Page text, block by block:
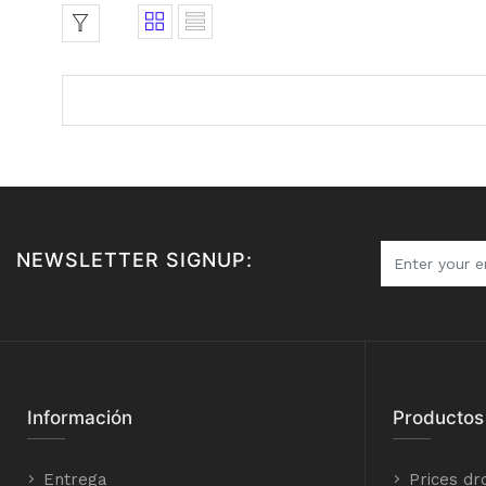
NEWSLETTER SIGNUP:
Información
Entrega
Productos
Prices